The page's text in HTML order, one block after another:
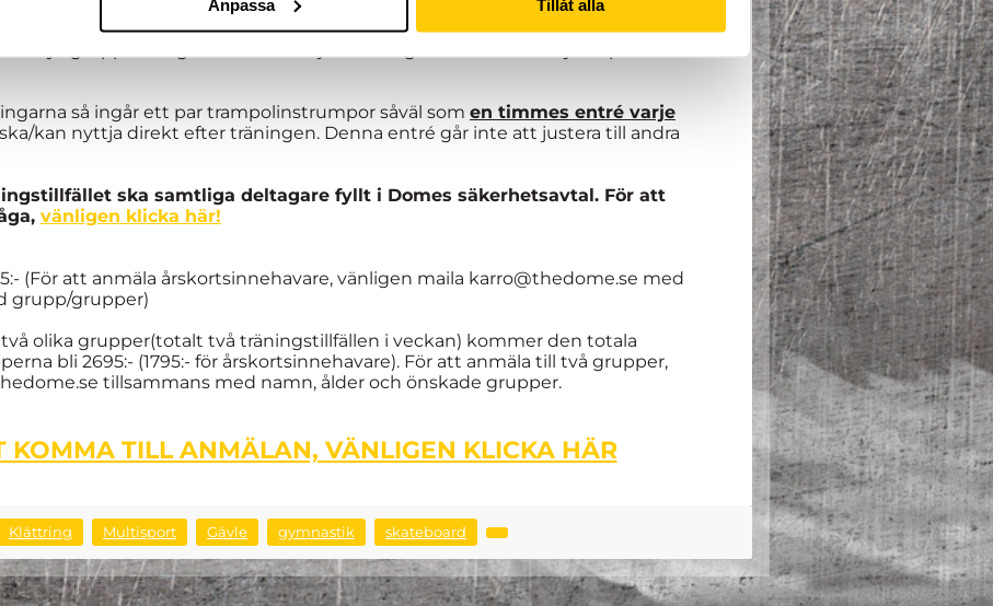
Anpassa Tillåt alla
för samtliga grupper torsdagen 19:e december.
så ingår ett par trampolinstrumpor såväl som en timmes entré varje
kan nyttja direkt efter träningen. Denna entré går inte att justera till andra
ska samtliga deltagare fyllt i Domes säkerhetsavtal. För att
vänligen klicka här!
(För att anmäla årskortsinnehavare, vänligen maila karro@thedome.se med
grupp/grupper)
olika grupper(totalt två träningstillfällen i veckan) kommer den totala
bli 2695:- (1795:- för årskortsinnehavare). För att anmäla till två grupper,
tillsammans med namn, ålder och önskade grupper.
KOMMA TILL ANMÄLAN, VÄNLIGEN KLICKA HÄR
Klättring Multisport Gävle gymnastik skateboard